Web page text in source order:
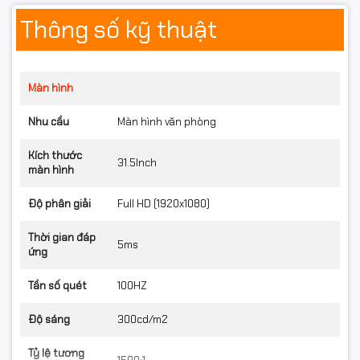
Thông số kỹ thuật
Màn hình
Nhu cầu Màn hình văn phòng
Kích thước
màn hình
31.5Inch
Độ phân giải Full HD (1920x1080)
Thời gian đáp
ứng
5ms
Tần số quét 100HZ
Độ sáng 300cd/m2
Tỷ lệ tương